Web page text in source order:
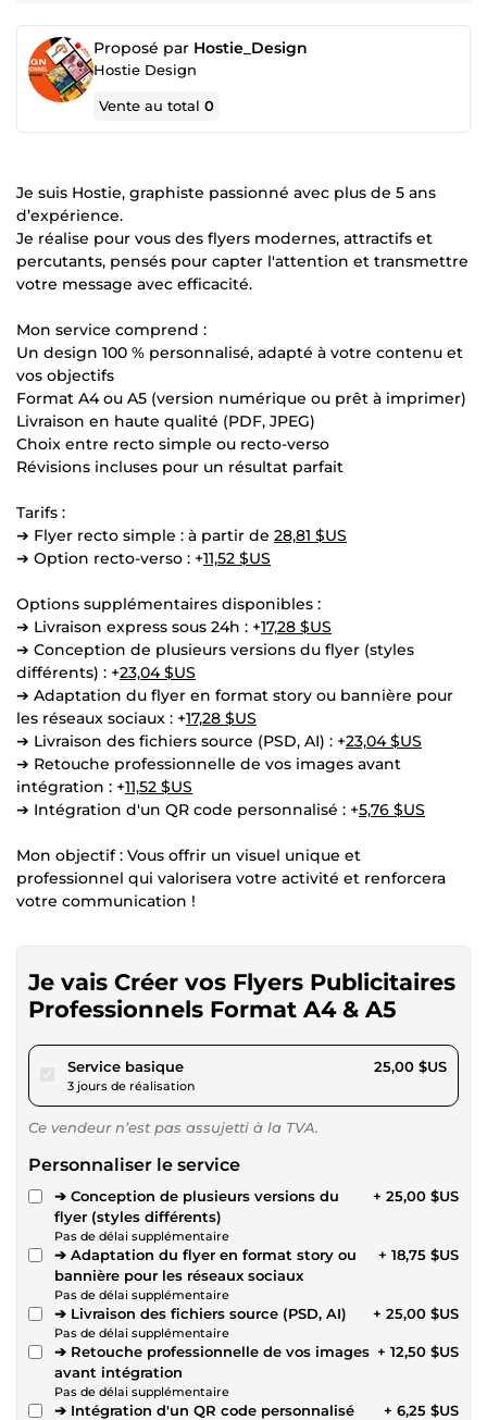
Proposé par Hostie_Design
Hostie Design
Vente au total0
Je suis Hostie, graphiste passionné avec plus de 5 ans
d’expérience.
Je réalise pour vous des flyers modernes, attractifs et
percutants, pensés pour capter l'attention et transmettre
votre message avec efficacité.
Mon service comprend :
Un design 100 % personnalisé, adapté à votre contenu et
vos objectifs
Format A4 ou A5 (version numérique ou prêt à imprimer)
Livraison en haute qualité (PDF, JPEG)
Choix entre recto simple ou recto-verso
Révisions incluses pour un résultat parfait
Tarifs :
➔ Flyer recto simple : à partir de 28,81 $US
➔ Option recto-verso : +11,52 $US
Options supplémentaires disponibles :
➔ Livraison express sous 24h : +17,28 $US
➔ Conception de plusieurs versions du flyer (styles
différents) : +23,04 $US
➔ Adaptation du flyer en format story ou bannière pour
les réseaux sociaux : +17,28 $US
➔ Livraison des fichiers source (PSD, AI) : +23,04 $US
➔ Retouche professionnelle de vos images avant
intégration : +11,52 $US
➔ Intégration d'un QR code personnalisé : +5,76 $US
Mon objectif : Vous offrir un visuel unique et
professionnel qui valorisera votre activité et renforcera
votre communication !
Je vais Créer vos Flyers Publicitaires
Professionnels Format A4 & A5
Service basiquepour 23,04 $US
3 jours de réalisation
25,00 $US
Ce vendeur n’est pas assujetti à la TVA.
Personnaliser le service
➔ Conception de plusieurs versions du
flyer (styles différents)
Pas de délai supplémentaire
+ 25,00 $US
➔ Adaptation du flyer en format story ou
bannière pour les réseaux sociaux
Pas de délai supplémentaire
+ 18,75 $US
➔ Livraison des fichiers source (PSD, AI)
Pas de délai supplémentaire
+ 25,00 $US
➔ Retouche professionnelle de vos images
avant intégration
Pas de délai supplémentaire
+ 12,50 $US
➔ Intégration d'un QR code personnalisé + 6,25 $US